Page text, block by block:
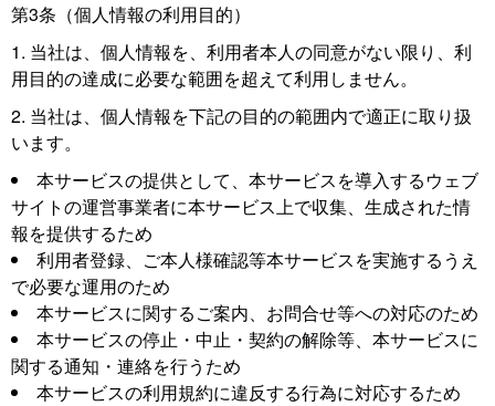
第3条（個人情報の利用目的）
1. 当社は、個人情報を、利用者本人の同意がない限り、利
用目的の達成に必要な範囲を超えて利用しません。
2. 当社は、個人情報を下記の目的の範囲内で適正に取り扱
います。
本サービスの提供として、本サービスを導入するウェブ
サイトの運営事業者に本サービス上で収集、生成された情
報を提供するため
利用者登録、ご本人様確認等本サービスを実施するうえ
で必要な運用のため
本サービスに関するご案内、お問合せ等への対応のため
本サービスの停止・中止・契約の解除等、本サービスに
関する通知・連絡を行うため
本サービスの利用規約に違反する行為に対応するため